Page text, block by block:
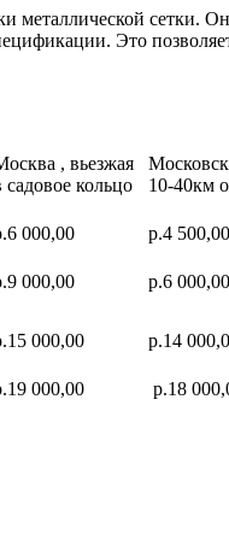
металлической сетки.
Это
, вьезжая
садовое кольцо
10-40км
000,00 р.4 500,00
000,00 р.6 000,00
000,00 р.14
000,00 р.18